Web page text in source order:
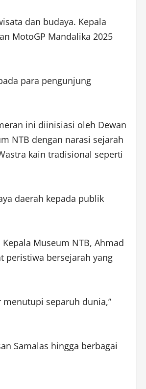
dan budaya. Kepala
MotoGP Mandalika 2025
para pengunjung
ini diinisiasi oleh Dewan
NTB dengan narasi sejarah
kain tradisional seperti
daerah kepada publik
Museum NTB, Ahmad
peristiwa bersejarah yang
separuh dunia,”
Samalas hingga berbagai